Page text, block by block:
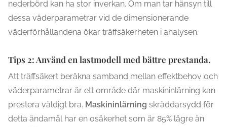
nederbörd kan ha stor inverkan. Om man tar hänsyn till
dessa väderparametrar vid de dimensionerande
väderförhållandena ökar träffsäkerheten i analysen.
Tips 2: Använd en lastmodell med bättre prestanda.
Att träffsäkert beräkna samband mellan effektbehov och
väderparametrar är ett område där maskininlärning kan
prestera väldigt bra. Maskininlärning skräddarsydd för
detta ändamål har en osäkerhet som är 85% lägre än